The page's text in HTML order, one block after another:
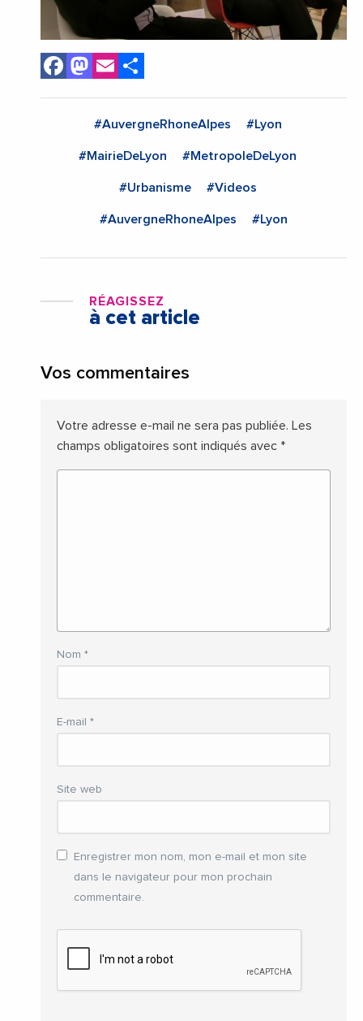
Facebook
Mastodon
Email
#AuvergneRhoneAlpes #Lyon
#MairieDeLyon #MetropoleDeLyon
#Urbanisme #Videos
#AuvergneRhoneAlpes #Lyon
RÉAGISSEZ
à cet article
Vos commentaires
Votre adresse e-mail ne sera pas publiée. Les
champs obligatoires sont indiqués avec *
Nom *
E-mail *
Site web
Enregistrer mon nom, mon e-mail et mon site
dans le navigateur pour mon prochain
commentaire.